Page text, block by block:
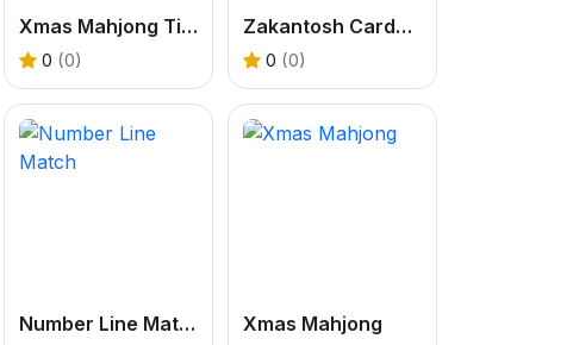
Xmas Mahjong Tiles 2023
0 (0)
Zakantosh Cardgame Lite
0 (0)
Number Line Match Xmas Mahjong